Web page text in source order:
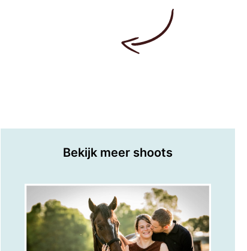
Bekijk meer shoots